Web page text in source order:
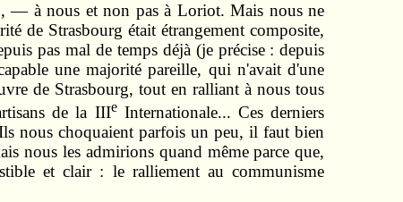
— à nous et non pas à Loriot. Mais nous ne
de Strasbourg était étrangement composite,
pas mal de temps déjà (je précise : depuis
une majorité pareille, qui n'avait d'une
de Strasbourg, tout en ralliant à nous tous
de la IIIeInternationale... Ces derniers
nous choquaient parfois un peu, il faut bien
nous les admirions quand même parce que,
et clair : le ralliement au communisme